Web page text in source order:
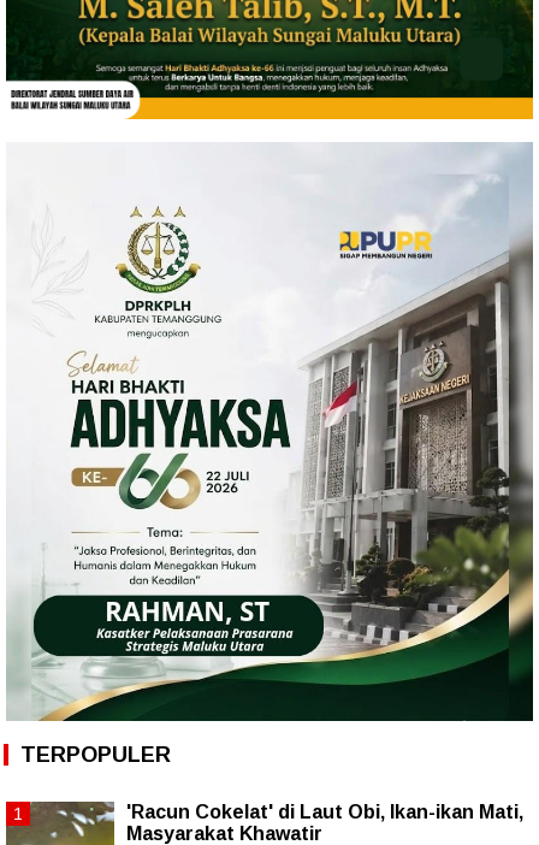
TERPOPULER
'Racun Cokelat' di Laut Obi, Ikan-ikan Mati,
Masyarakat Khawatir